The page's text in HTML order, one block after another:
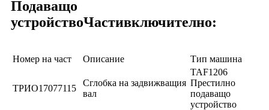
Подаващо
устройствоЧастивключително:
Номер на част Описание Тип машина
ТРИО17077115
Сглобка на задвижващия
вал
TAF1206
Престилно
подаващо
устройство